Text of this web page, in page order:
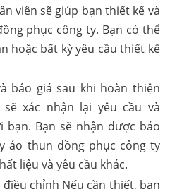
viên sẽ giúp bạn thiết kế và
phục công ty. Bạn có thể
hoặc bất kỳ yêu cầu thiết kế
báo giá sau khi hoàn thiện
xác nhận lại yêu cầu và
Bạn sẽ nhận được báo
áo thun đồng phục công ty
liệu và yêu cầu khác.
điều chỉnh Nếu cần thiết, bạn